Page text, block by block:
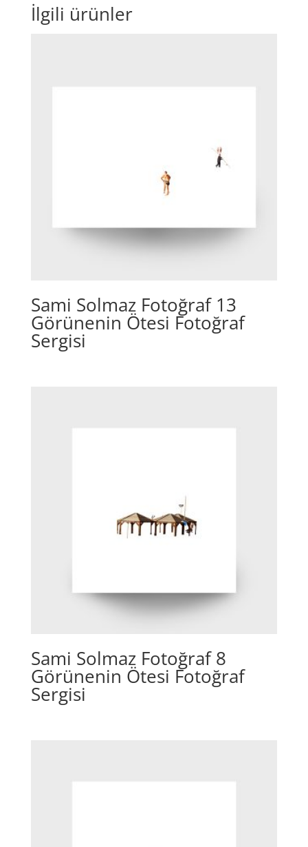
İlgili ürünler
Sami Solmaz Fotoğraf 13
Görünenin Ötesi Fotoğraf
Sergisi
Sami Solmaz Fotoğraf 8
Görünenin Ötesi Fotoğraf
Sergisi